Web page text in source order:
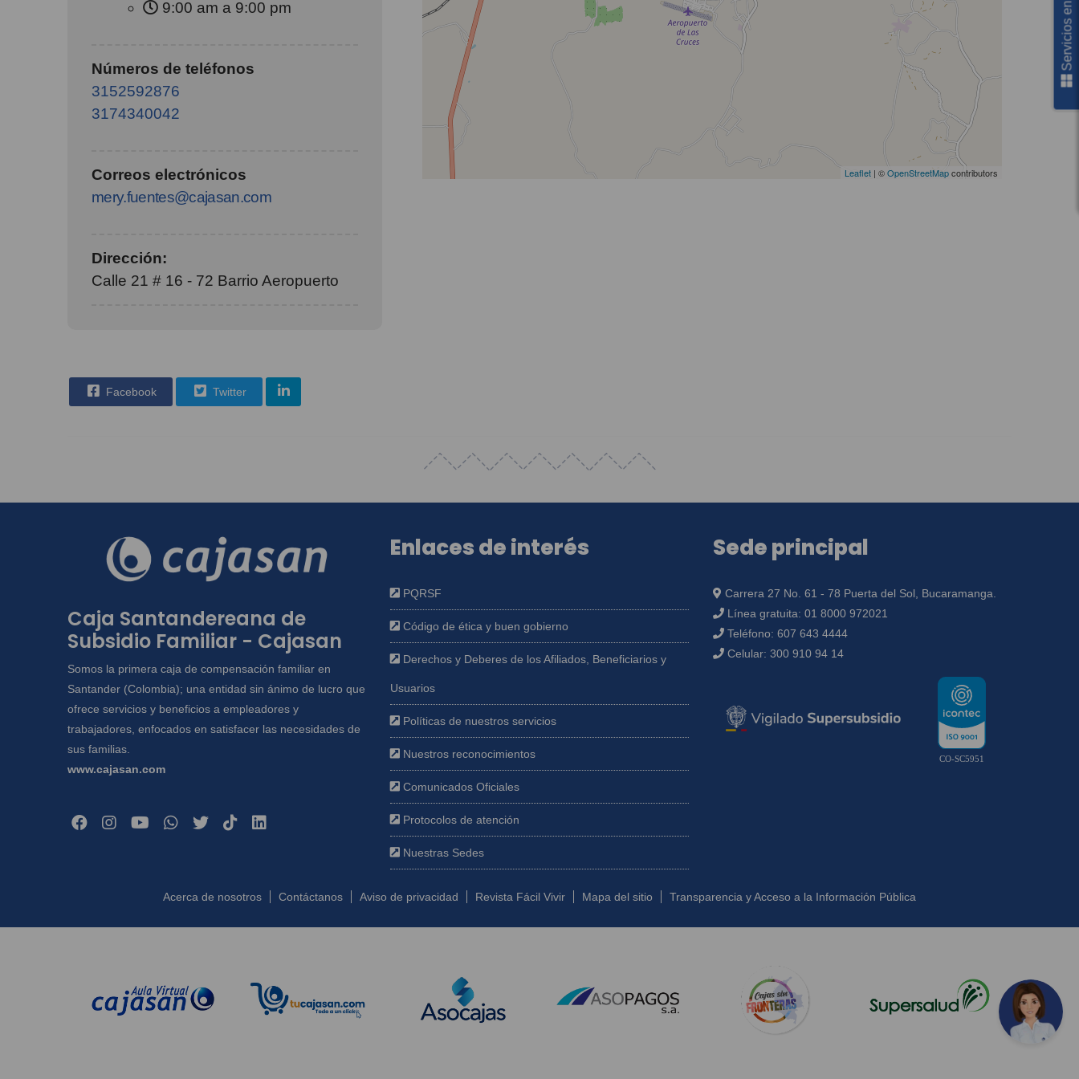
9:00 am a 9:00 pm
Números de teléfonos
3152592876
3174340042
Correos electrónicos
mery.fuentes@cajasan.com
Dirección:
Calle 21 # 16 - 72 Barrio Aeropuerto
Leaflet | ©OpenStreetMapcontributors
Facebook Twitter
Caja Santandereana de
Subsidio Familiar - Cajasan
Somos la primera caja de compensación familiar en
Santander (Colombia); una entidad sin ánimo de lucro que
ofrece servicios y beneficios a empleadores y
trabajadores, enfocados en satisfacer las necesidades de
sus familias.
www.cajasan.com
Enlaces de interés
PQRSF
Código de ética y buen gobierno
Derechos y Deberes de los Afiliados, Beneficiarios y
Usuarios
Políticas de nuestros servicios
Nuestros reconocimientos
Comunicados Oficiales
Protocolos de atención
Nuestras Sedes
Sede principal
Carrera 27 No. 61 - 78 Puerta del Sol, Bucaramanga.
Línea gratuita: 01 8000 972021
Teléfono: 607 643 4444
Celular: 300 910 94 14
CO-SC5951
Acerca de nosotros Contáctanos Aviso de privacidad Revista Fácil Vivir Mapa del sitio Transparencia y Acceso a la Información Pública
Servicios en línea